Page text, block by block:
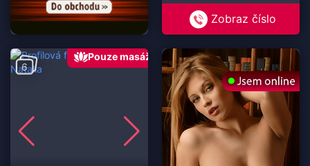
Zobraz číslo
Pouze masáž
6